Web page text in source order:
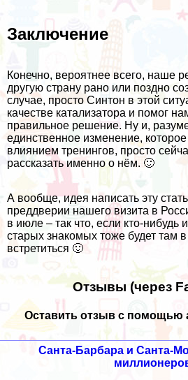
Заключение
Конечно, вероятнее всего, наше
другую страну рано или поздно
случае, просто Синтон в этой
качестве катализатора и помог
правильное решение. Ну и,
единственное изменение,
влиянием тренингов, просто
рассказать именно о нём. 🙂
А вообще, идея написать эту
преддверии нашего визита в
в июле – так что, если кто-нибудь
старых знакомых тоже будет там
встретиться 🙂
Отзывы (через
Оставить отзыв с помощью
Санта-Барбара и Санта-